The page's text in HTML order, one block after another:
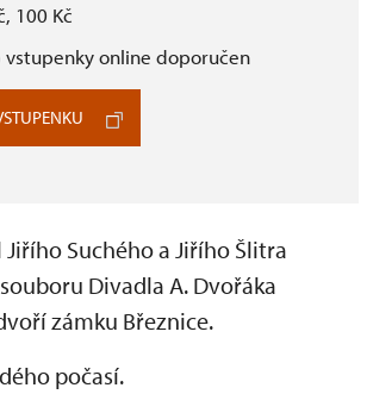
100 Kč
vstupenky online doporučen
Suchého a Jiřího Šlitra
Divadla A. Dvořáka
zámku Březnice.
počasí.